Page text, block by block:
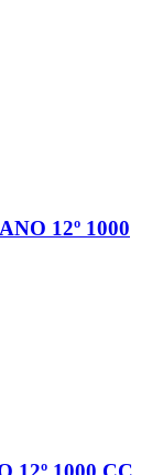
12º 1000